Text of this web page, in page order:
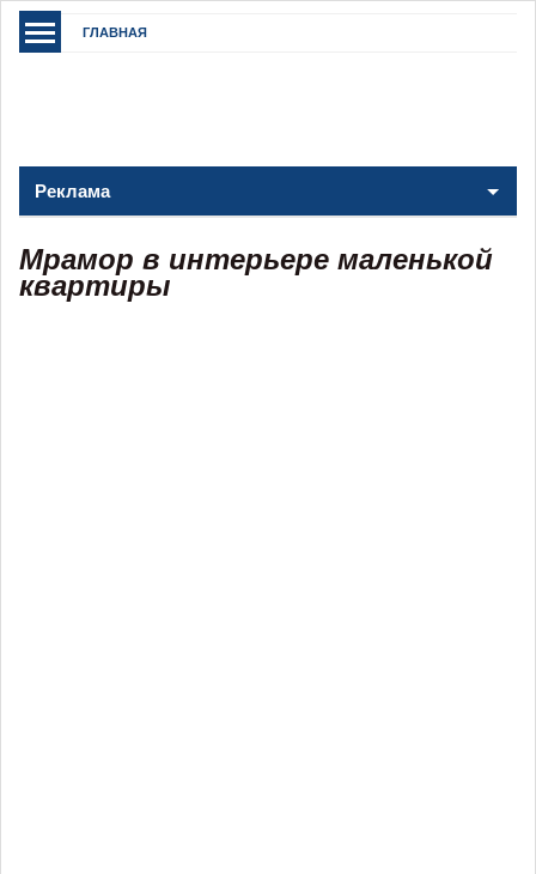
ГЛАВНАЯ
Реклама
Мрамор в интерьере маленькой
квартиры